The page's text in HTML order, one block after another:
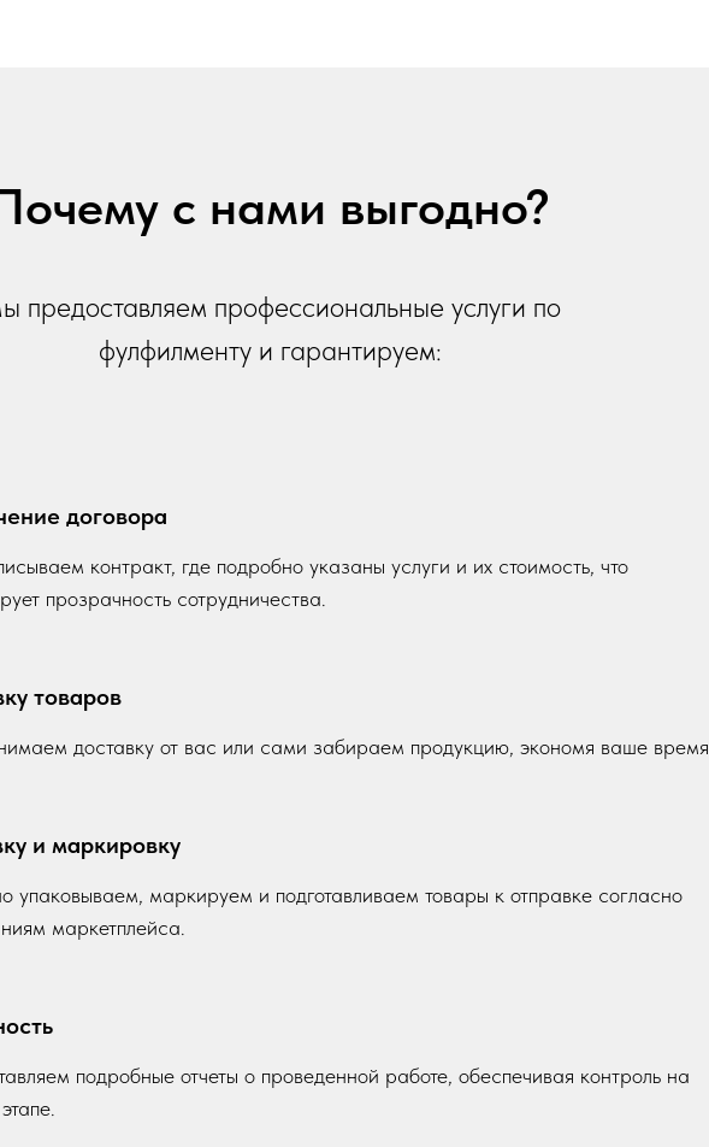
с нами выгодно?
предоставляем профессиональные услуги по
фулфилменту и гарантируем:
договора
контракт, где подробно указаны услуги и их стоимость, что
прозрачность сотрудничества.
товаров
доставку от вас или сами забираем продукцию, экономя ваше время.
и маркировку
упаковываем, маркируем и подготавливаем товары к отправке согласно
маркетплейса.
подробные отчеты о проведенной работе, обеспечивая контроль на